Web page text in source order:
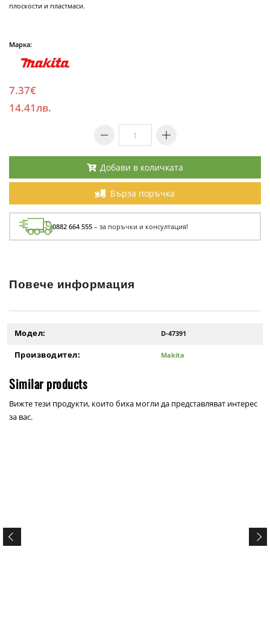
плоскости и пластмаси.
Марка:
7.37€
14.41лв.
Добави в количката
Бърза поръчка
0882 664 555 – за поръчки и консултация!
Повече информация
Модел: D-47391
Производител: Makita
Similar products
Вижте тези продукти, които биха могли да представляват интерес
за вас.